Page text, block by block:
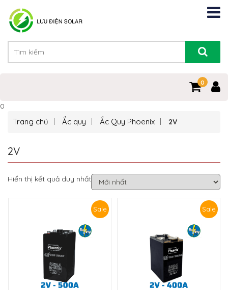
0
0
Trang chủ Ắc quy Ắc Quy Phoenix 2V
2V
Hiển thị kết quả duy nhất
Sale Sale